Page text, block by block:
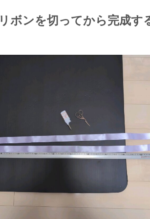
リボンを切ってから完成す